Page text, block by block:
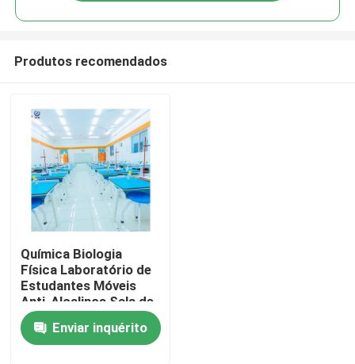
Casa
Produtos
Produtos recomendados
Química Biologia
Física Laboratório de
Estudantes Móveis
Anti-Alcalinos Sala de
aula ergonômica
Enviar inquérito